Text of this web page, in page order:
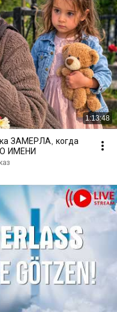
1:13:48
ЗАМЕРЛА, когда
ИМЕНИ